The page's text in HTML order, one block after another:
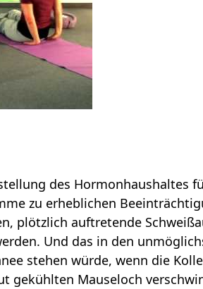
des Hormonhaushaltes
zu erheblichen
plötzlich auftretende
Und das in den
stehen würde, wenn die
gekühlten Mauseloch